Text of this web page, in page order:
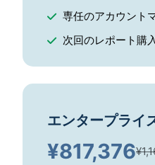
専任のアカウント
次回のレポート購
エンタープライ
¥817,376